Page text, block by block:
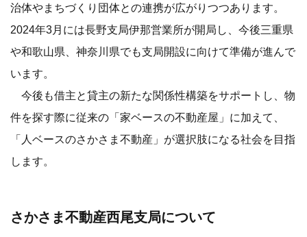
治体やまちづくり団体との連携が広がりつつあります。
2024年3月には長野支局伊那営業所が開局し、今後三重県
や和歌山県、神奈川県でも支局開設に向けて準備が進んで
います。
今後も借主と貸主の新たな関係性構築をサポートし、物
件を探す際に従来の「家ベースの不動産屋」に加えて、
「人ベースのさかさま不動産」が選択肢になる社会を目指
します。
さかさま不動産西尾支局について